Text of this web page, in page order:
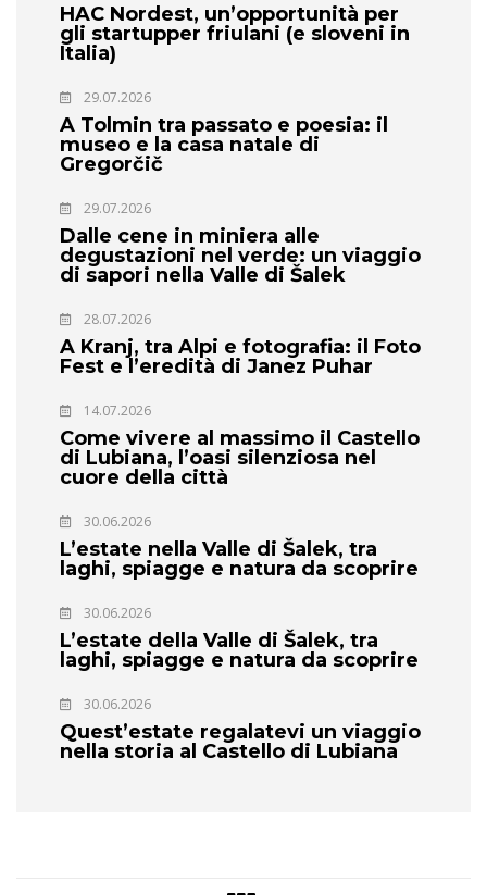
HAC Nordest, un’opportunità per
gli startupper friulani (e sloveni in
Italia)
29.07.2026
A Tolmin tra passato e poesia: il
museo e la casa natale di
Gregorčič
29.07.2026
Dalle cene in miniera alle
degustazioni nel verde: un viaggio
di sapori nella Valle di Šalek
28.07.2026
A Kranj, tra Alpi e fotografia: il Foto
Fest e l’eredità di Janez Puhar
14.07.2026
Come vivere al massimo il Castello
di Lubiana, l’oasi silenziosa nel
cuore della città
30.06.2026
L’estate nella Valle di Šalek, tra
laghi, spiagge e natura da scoprire
30.06.2026
L’estate della Valle di Šalek, tra
laghi, spiagge e natura da scoprire
30.06.2026
Quest’estate regalatevi un viaggio
nella storia al Castello di Lubiana